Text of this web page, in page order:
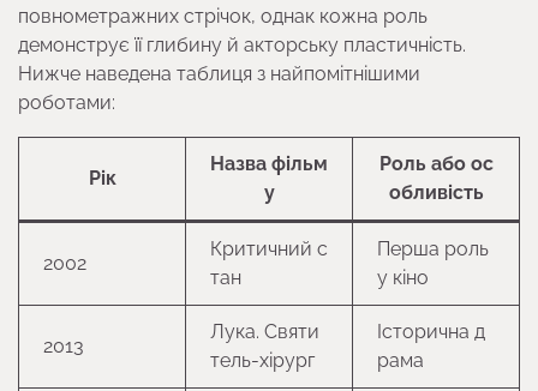
повнометражних стрічок, однак кожна роль
демонструє її глибину й акторську пластичність.
Нижче наведена таблиця з найпомітнішими
роботами:
Рік
Назва фільм
у
Роль або ос
обливість
2002
Критичний с
тан
Перша роль
у кіно
2013
Лука. Святи
тель-хірург
Історична д
рама